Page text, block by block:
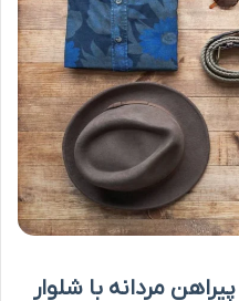
مردانه با شلوار